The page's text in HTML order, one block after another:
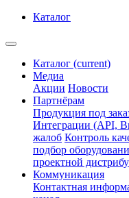
Каталог
Каталог (current)
Медиа
Акции Новости
Партнёрам
Продукция под
Интеграции (API,
жалоб Контроль
подбор
проектной
Коммуникация
Контактная